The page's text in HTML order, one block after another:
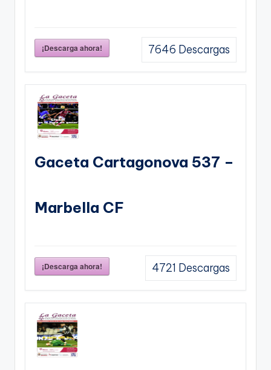
¡Descarga ahora! 7646 Descargas
Gaceta Cartagonova 537 –
Marbella CF
¡Descarga ahora! 4721 Descargas